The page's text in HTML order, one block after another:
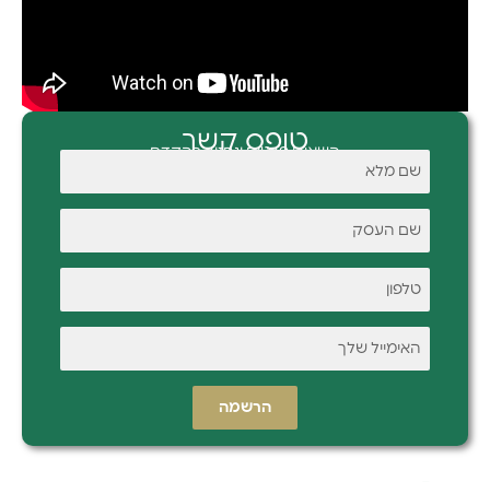
טופס קשר
השאירו פרטים ונחזור בהקדם
הרשמה